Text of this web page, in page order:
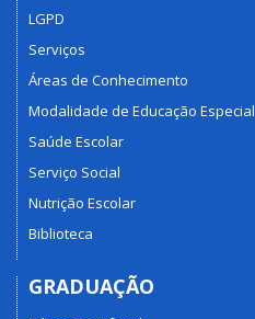
LGPD
Serviços
Áreas de Conhecimento
Modalidade de Educação Especial
Saúde Escolar
Serviço Social
Nutrição Escolar
Biblioteca
GRADUAÇÃO